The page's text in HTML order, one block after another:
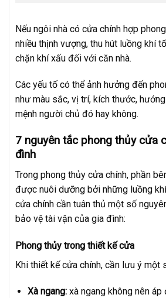
Nếu ngôi nhà có cửa chính hợp
nhiều thịnh vượng, thu hút luồng khí
chặn khí xấu đối với căn nhà.
Các yếu tố có thể ảnh hưởng đến
như màu sắc, vị trí, kích thước,
mệnh người chủ đó hay không.
7 nguyên tắc phong thủy cửa
đình
Trong phong thủy cửa chính, phần
được nuôi dưỡng bởi những luồng
cửa chính cần tuân thủ một số
bảo vệ tài vận của gia đình:
Phong thủy trong thiết kế cửa
Khi thiết kế cửa chính, cần lưu ý một
Xà ngang:xà ngang không nên